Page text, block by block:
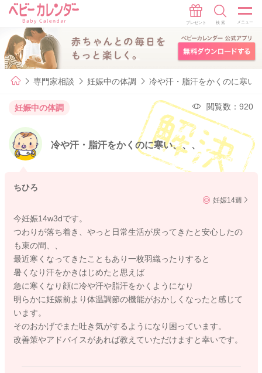
専門家相談 妊娠中の体調 冷や汗・脂汗をかくのに寒い
妊娠中の体調 閲覧数：920
冷や汗・脂汗をかくのに寒い、、、
ちひろ
妊娠14週
今妊娠14w3dです。
つわりが落ち着き、やっと日常生活が戻ってきたと安心したの
も束の間、、
最近寒くなってきたこともあり一枚羽織ったりすると
暑くなり汗をかきはじめたと思えば
急に寒くなり顔に冷や汗や脂汗をかくようになり
明らかに妊娠前より体温調節の機能がおかしくなったと感じて
います。
そのおかげでまた吐き気がするようになり困っています。
改善策やアドバイスがあれば教えていただけますと幸いです。